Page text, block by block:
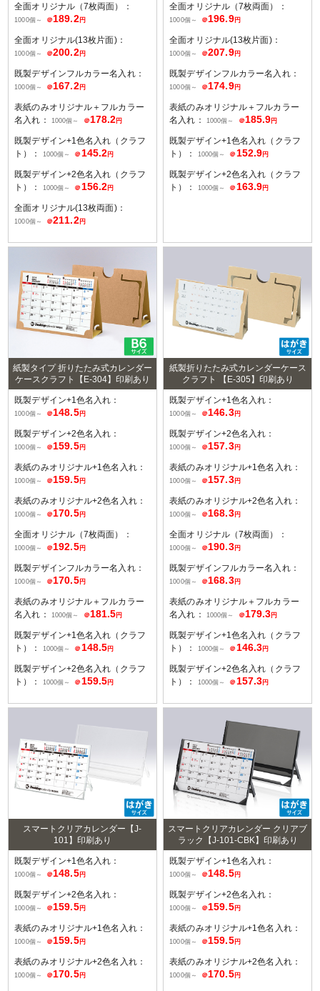
全面オリジナル（7枚両面）：
1000個～ ＠ 189.2円
全面オリジナル(13枚片面)：
1000個～ ＠200.2円
既製デザインフルカラー名入れ：
1000個～ ＠ 167.2円
表紙のみオリジナル＋フルカラー
名入れ：
1000個～ ＠ 178.2 円
既製デザイン+1色名入れ（クラフ
ト）：
1000個～ ＠ 145.2 円
既製デザイン+2色名入れ（クラフ
ト）：
1000個～ ＠ 156.2 円
全面オリジナル(13枚両面)：
1000個～ ＠211.2円
全面オリジナル（7枚両面）：
1000個～ ＠ 196.9円
全面オリジナル(13枚片面)：
1000個～ ＠207.9円
既製デザインフルカラー名入れ：
1000個～ ＠ 174.9円
表紙のみオリジナル＋フルカラー
名入れ：
1000個～ ＠ 185.9 円
既製デザイン+1色名入れ（クラフ
ト）：
1000個～ ＠ 152.9 円
既製デザイン+2色名入れ（クラフ
ト）：
1000個～ ＠ 163.9 円
紙製タイプ 折りたたみ式カレンダー
ケースクラフト【E-304】印刷あり
既製デザイン+1色名入れ：
1000個～ ＠ 148.5円
既製デザイン+2色名入れ：
1000個～ ＠ 159.5円
表紙のみオリジナル+1色名入れ：
1000個～ ＠ 159.5円
表紙のみオリジナル+2色名入れ：
1000個～ ＠ 170.5円
全面オリジナル（7枚両面）：
1000個～ ＠ 192.5円
既製デザインフルカラー名入れ：
1000個～ ＠ 170.5円
表紙のみオリジナル＋フルカラー
名入れ：
1000個～ ＠ 181.5 円
既製デザイン+1色名入れ（クラフ
ト）：
1000個～ ＠ 148.5 円
既製デザイン+2色名入れ（クラフ
ト）：
1000個～ ＠ 159.5 円
紙製折りたたみ式カレンダーケース
クラフト 【E-305】印刷あり
既製デザイン+1色名入れ：
1000個～ ＠ 146.3円
既製デザイン+2色名入れ：
1000個～ ＠ 157.3円
表紙のみオリジナル+1色名入れ：
1000個～ ＠ 157.3円
表紙のみオリジナル+2色名入れ：
1000個～ ＠ 168.3円
全面オリジナル（7枚両面）：
1000個～ ＠ 190.3円
既製デザインフルカラー名入れ：
1000個～ ＠ 168.3円
表紙のみオリジナル＋フルカラー
名入れ：
1000個～ ＠ 179.3 円
既製デザイン+1色名入れ（クラフ
ト）：
1000個～ ＠ 146.3 円
既製デザイン+2色名入れ（クラフ
ト）：
1000個～ ＠ 157.3 円
スマートクリアカレンダー【J-
101】印刷あり
既製デザイン+1色名入れ：
1000個～ ＠ 148.5円
既製デザイン+2色名入れ：
1000個～ ＠ 159.5円
表紙のみオリジナル+1色名入れ：
1000個～ ＠ 159.5円
表紙のみオリジナル+2色名入れ：
1000個～ ＠ 170.5円
スマートクリアカレンダー クリアブ
ラック【J-101-CBK】印刷あり
既製デザイン+1色名入れ：
1000個～ ＠ 148.5円
既製デザイン+2色名入れ：
1000個～ ＠ 159.5円
表紙のみオリジナル+1色名入れ：
1000個～ ＠ 159.5円
表紙のみオリジナル+2色名入れ：
1000個～ ＠ 170.5円